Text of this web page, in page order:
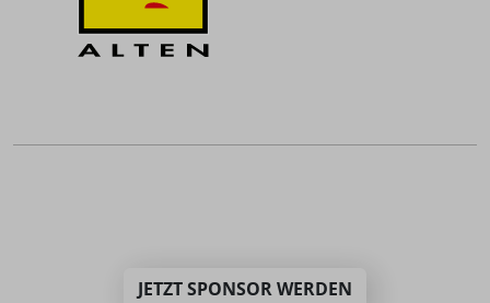
JETZT SPONSOR WERDEN